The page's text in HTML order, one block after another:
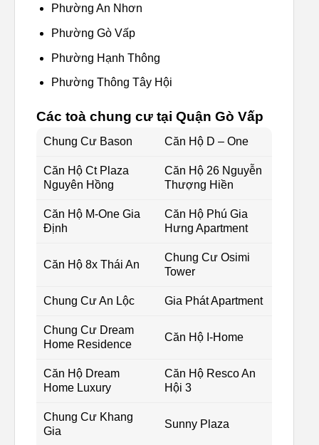
Phường An Nhơn
Phường Gò Vấp
Phường Hạnh Thông
Phường Thông Tây Hội
Các toà chung cư tại Quận Gò Vấp
Chung Cư Bason Căn Hộ D – One
Căn Hộ Ct Plaza
Nguyên Hồng
Căn Hộ 26 Nguyễn
Thượng Hiền
Căn Hộ M-One Gia
Định
Căn Hộ Phú Gia
Hưng Apartment
Căn Hộ 8x Thái An
Chung Cư Osimi
Tower
Chung Cư An Lộc Gia Phát Apartment
Chung Cư Dream
Home Residence
Căn Hộ I-Home
Căn Hộ Dream
Home Luxury
Căn Hộ Resco An
Hội 3
Chung Cư Khang
Gia
Sunny Plaza